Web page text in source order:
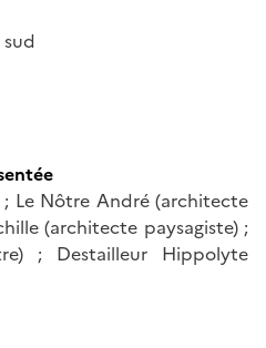
Le Nôtre André (architecte
(architecte paysagiste) ;
; Destailleur Hippolyte